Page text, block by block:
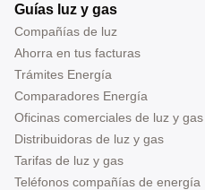
Guías luz y gas
Compañías de luz
Ahorra en tus facturas
Trámites Energía
Comparadores Energía
Oficinas comerciales de luz y gas
Distribuidoras de luz y gas
Tarifas de luz y gas
Teléfonos compañías de energía